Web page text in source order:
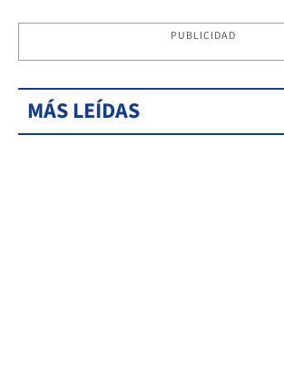
PUBLICIDAD
MÁS LEÍDAS